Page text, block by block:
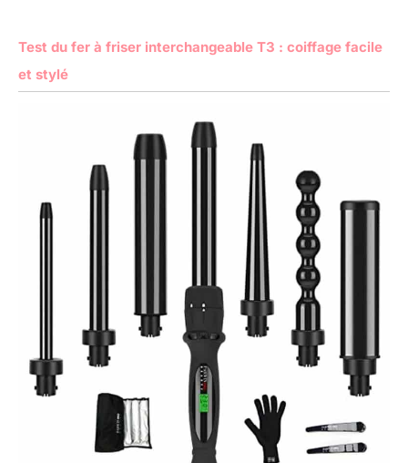
Test du fer à friser interchangeable T3 : coiffage facile
et stylé